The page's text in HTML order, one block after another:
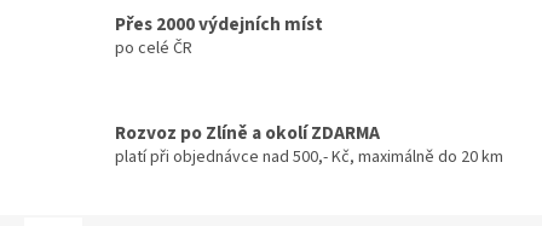
Přes 2000 výdejních míst
po celé ČR
Rozvoz po Zlíně a okolí ZDARMA
platí při objednávce nad 500,- Kč, maximálně do 20 km